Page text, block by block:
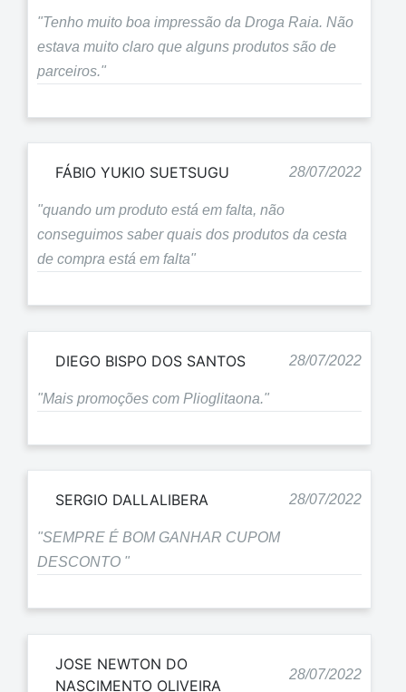
"Tenho muito boa impressão da Droga Raia. Não
estava muito claro que alguns produtos são de
parceiros."
FÁBIO YUKIO SUETSUGU 28/07/2022
"quando um produto está em falta, não
conseguimos saber quais dos produtos da cesta
de compra está em falta"
DIEGO BISPO DOS SANTOS 28/07/2022
"Mais promoções com Plioglitaona."
SERGIO DALLALIBERA 28/07/2022
"SEMPRE É BOM GANHAR CUPOM
DESCONTO "
JOSE NEWTON DO
NASCIMENTO OLIVEIRA
28/07/2022